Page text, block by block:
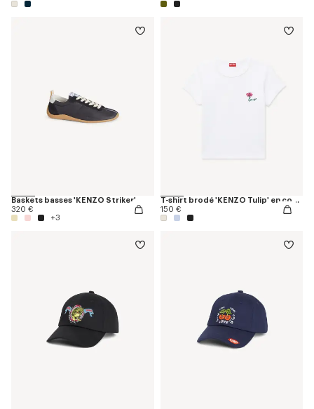
Baskets basses 'KENZO Striker'
320 €
+3
T-shirt brodé 'KENZO Tulip' en coton
150 €